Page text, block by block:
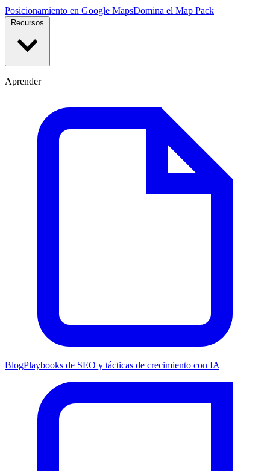
Posicionamiento en Google MapsDomina el Map Pack
Aprender
BlogPlaybooks de SEO y tácticas de crecimiento con IA